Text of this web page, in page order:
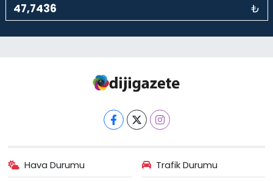
₺
Hava Durumu Trafik Durumu